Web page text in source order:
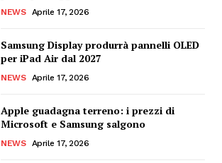
NEWS Aprile 17, 2026
Samsung Display produrrà pannelli OLED
per iPad Air dal 2027
NEWS Aprile 17, 2026
Apple guadagna terreno: i prezzi di
Microsoft e Samsung salgono
NEWS Aprile 17, 2026